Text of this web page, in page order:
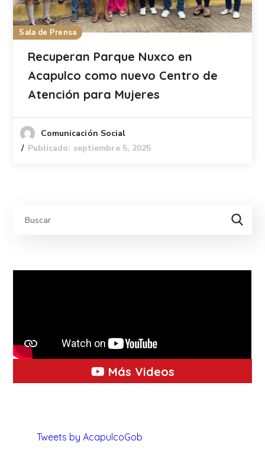
Sala de Prensa
Recuperan Parque Nuxco en
Acapulco como nuevo Centro de
Atención para Mujeres
Comunicación Social
Publicado: septiembre 5, 2025
Más Videos
Tweets by AcapulcoGob